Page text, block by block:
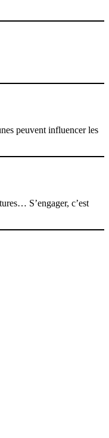
peuvent influencer les
S’engager, c’est